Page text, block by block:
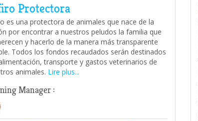
Protectora
es una protectora de animales que nace de la
por encontrar a nuestros peludos la familia que
y hacerlo de la manera más transparente
Todos los fondos recaudados serán destinados
transporte y gastos veterinarios de
animales. Lire plus...
Manager :